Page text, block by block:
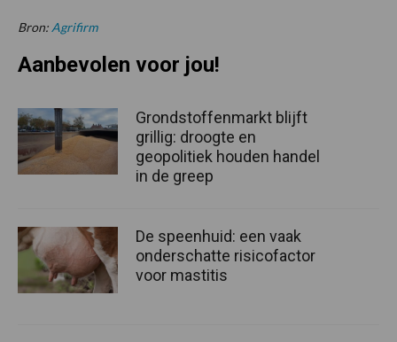
Bron: Agrifirm
Aanbevolen voor jou!
Grondstoffenmarkt blijft
grillig: droogte en
geopolitiek houden handel
in de greep
De speenhuid: een vaak
onderschatte risicofactor
voor mastitis